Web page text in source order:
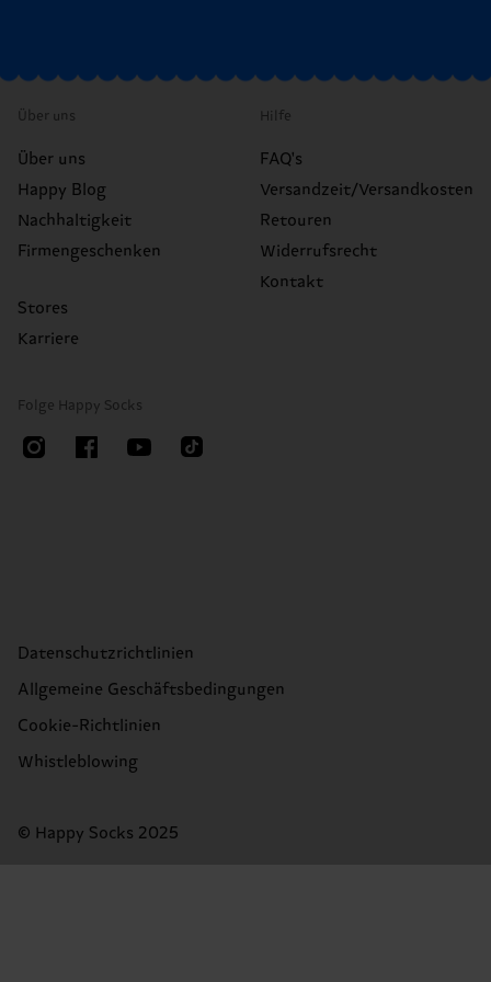
Über uns
Über uns
Happy Blog
Nachhaltigkeit
Firmengeschenken
Stores
Karriere
Hilfe
FAQ's
Versandzeit/Versandkosten
Retouren
Widerrufsrecht
Kontakt
Folge Happy Socks
Datenschutzrichtlinien
Allgemeine Geschäftsbedingungen
Cookie-Richtlinien
Whistleblowing
© Happy Socks 2025